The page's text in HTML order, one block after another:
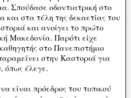
Σπούδασε οδοντιατρική στο
και στα τέλη της δεκαετίας του
και ανοίγει το πρώτο
Μακεδονία. Παρότι είχε
στο Πανεπιστήμιο
στην Καστοριά για
όπως έλεγε.
είναι πρόεδρος του τοπικού